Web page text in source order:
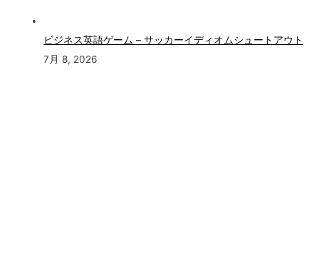
ビジネス英語ゲーム – サッカーイディオムシュートアウト
7月 8, 2026